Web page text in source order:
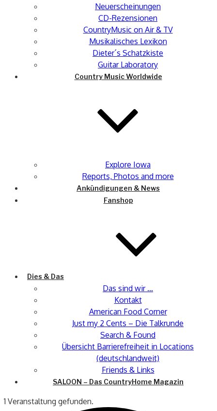
Neuerscheinungen
CD-Rezensionen
CountryMusic on Air & TV
Musikalisches Lexikon
Dieter´s Schatzkiste
Guitar Laboratory
Country Music Worldwide
Explore Iowa
Reports, Photos and more
Ankündigungen & News
Fanshop
Dies & Das
Das sind wir …
Kontakt
American Food Corner
Just my 2 Cents – Die Talkrunde
Search & Found
Übersicht Barrierefreiheit in Locations
(deutschlandweit)
Friends & Links
SALOON – Das CountryHome Magazin
1 Veranstaltung gefunden.